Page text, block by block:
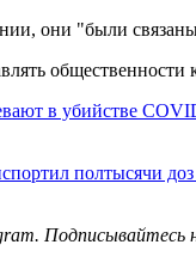
они "были связаны
в убийстве
полтысячи
Подписывайтесь